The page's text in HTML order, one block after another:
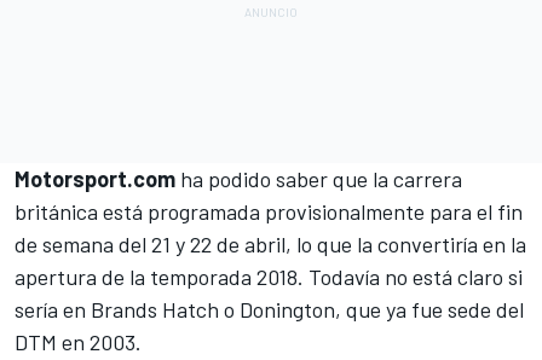
Motorsport.com ha podido saber que la carrera
británica está programada provisionalmente para el fin
de semana del 21 y 22 de abril, lo que la convertiría en la
apertura de la temporada 2018. Todavía no está claro si
sería en Brands Hatch o Donington, que ya fue sede del
DTM en 2003.